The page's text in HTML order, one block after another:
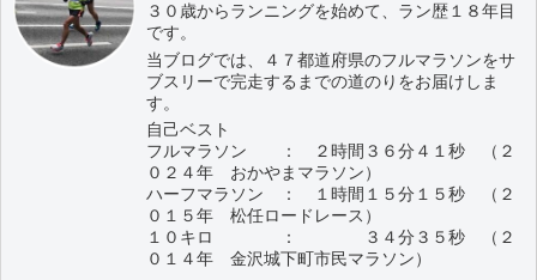
３０歳からランニングを始めて、ラン歴１８年目
です。
当ブログでは、４７都道府県のフルマラソンをサ
ブスリーで完走するまでの道のりをお届けしま
す。
自己ベスト
フルマラソン ： ２時間３６分４１秒 （２
０２４年 おかやまマラソン）
ハーフマラソン ： １時間１５分１５秒 （２
０１５年 松任ロードレース）
１０キロ ： ３４分３５秒 （２
０１４年 金沢城下町市民マラソン）